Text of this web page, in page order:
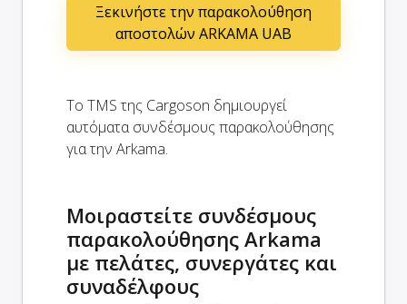
Ξεκινήστε την παρακολούθηση
αποστολών ARKAMA UAB
Το TMS της Cargoson δημιουργεί
αυτόματα συνδέσμους παρακολούθησης
για την Arkama.
Μοιραστείτε συνδέσμους
παρακολούθησης Arkama
με πελάτες, συνεργάτες και
συναδέλφους